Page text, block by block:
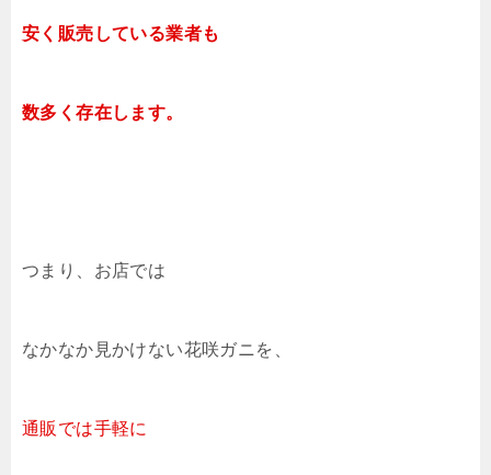
安く販売している業者も
数多く存在します。
つまり、お店では
なかなか見かけない花咲ガニを、
通販では手軽に